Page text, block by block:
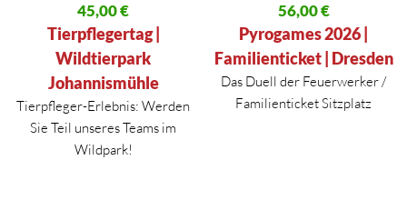
Ursprünglicher Preis war: 90,00 €
45,00€
Aktueller Preis ist: 45,00 €.
Tierpflegertag |
Wildtierpark
Johannismühle
Tierpfleger-Erlebnis: Werden
Sie Teil unseres Teams im
Wildpark!
Ursprünglicher Preis war:
56,00€
Aktueller Preis ist: 56,00 €.
Pyrogames 2026 |
Familienticket | Dresden
Das Duell der Feuerwerker /
Familienticket Sitzplatz